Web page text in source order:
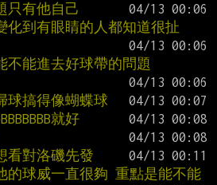
只有他自己
化到有眼睛的人都知道很扯
不能進去好球帶的問題
球搞得像蝴蝶球
就好
看對洛磯先發
球威一直很夠 重點是能不能